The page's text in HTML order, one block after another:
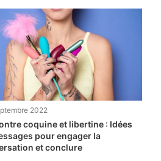
2022
coquine et libertine : Idées
pour engager la
et conclure